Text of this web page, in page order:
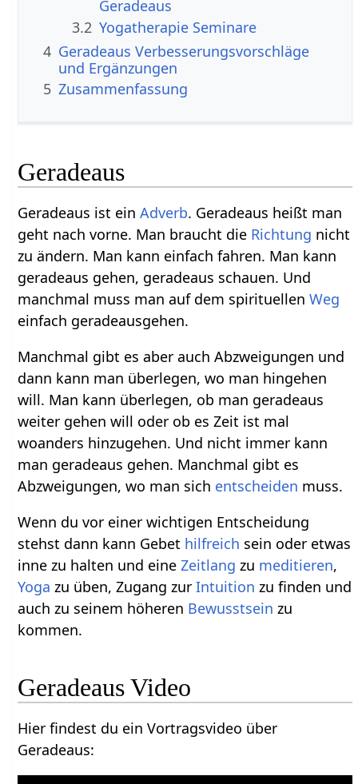
3.2 Yogatherapie Seminare
4 Geradeaus‏‎ Verbesserungsvorschläge
und Ergänzungen
5 Zusammenfassung
Geradeaus
Geradeaus ist einAdverb. Geradeaus heißt man
geht nach vorne. Man braucht die Richtung nicht
zu ändern. Man kann einfach fahren. Man kann
geradeaus gehen, geradeaus schauen. Und
manchmal muss man auf dem spirituellenWeg
einfach geradeausgehen.
Manchmal gibt es aber auch Abzweigungen und
dann kann man überlegen, wo man hingehen
will. Man kann überlegen, ob man geradeaus
weiter gehen will oder ob es Zeit ist mal
woanders hinzugehen. Und nicht immer kann
man geradeaus gehen. Manchmal gibt es
Abzweigungen, wo man sich entscheiden muss.
Wenn du vor einer wichtigen Entscheidung
stehst dann kann Gebet hilfreich sein oder etwas
inne zu halten und eineZeitlang zu meditieren,
Yoga zu üben, Zugang zurIntuition zu finden und
auch zu seinem höheren Bewusstsein zu
kommen.
Geradeaus‏‎ Video
Hier findest du ein Vortragsvideo über
Geradeaus‏‎: